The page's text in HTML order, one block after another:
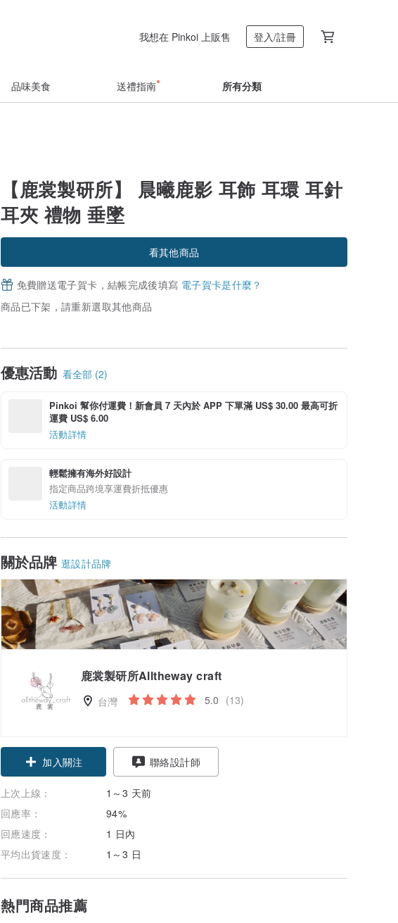
我想在 Pinkoi 上販售 登入/註冊
品味美食 送禮指南 所有分類
【鹿裳製研所】 晨曦鹿影 耳飾 耳環 耳針
耳夾 禮物 垂墜
看其他商品
免費贈送電子賀卡，結帳完成後填寫 電子賀卡是什麼？
商品已下架，請重新選取其他商品
優惠活動 看全部 (2)
Pinkoi 幫你付運費！新會員 7 天內於 APP 下單滿 US$ 30.00 最高可折
運費 US$ 6.00
活動詳情
輕鬆擁有海外好設計
指定商品跨境享運費折抵優惠
活動詳情
關於品牌 逛設計品牌
鹿裳製研所Alltheway craft
台灣 5.0 (13)
加入關注 聯絡設計師
上次上線：
1～3 天前
回應率：
94%
回應速度：
1 日內
平均出貨速度：
1～3 日
熱門商品推薦